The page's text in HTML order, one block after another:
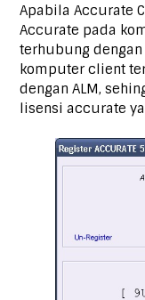
Apabila Accurate
Accurate pada
terhubung dengan
komputer client
dengan ALM,
lisensi accurate